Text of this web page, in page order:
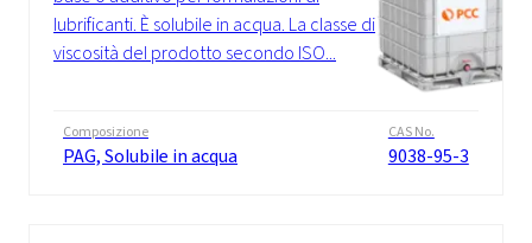
lubrificanti. È solubile in acqua. La classe di
viscosità del prodotto secondo ISO...
Composizione
PAG, Solubile in acqua
CAS No.
9038-95-3